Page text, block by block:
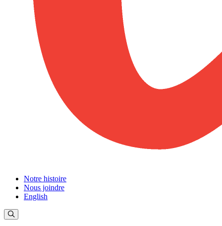
Notre histoire
Nous joindre
English